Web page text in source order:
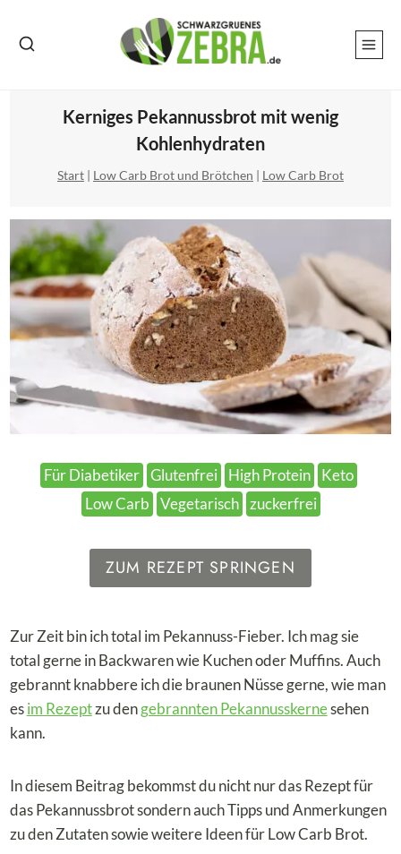
Inhalt
Kerniges Pekannussbrot mit wenig
Kohlenhydraten
Start | Low Carb Brot und Brötchen | Low Carb Brot
Für Diabetiker Glutenfrei High Protein
Keto
Low Carb
Vegetarisch zuckerfrei
ZUM REZEPT SPRINGEN
Zur Zeit bin ich total im Pekannuss-Fieber. Ich mag sie
total gerne in Backwaren wie Kuchen oder Muffins. Auch
gebrannt knabbere ich die braunen Nüsse gerne, wie man
esim Rezeptzu dengebrannten Pekannusskernesehen
kann.
In diesem Beitrag bekommst du nicht nur das Rezept für
das Pekannussbrot sondern auch Tipps und Anmerkungen
zu den Zutaten sowie weitere Ideen für Low Carb Brot.